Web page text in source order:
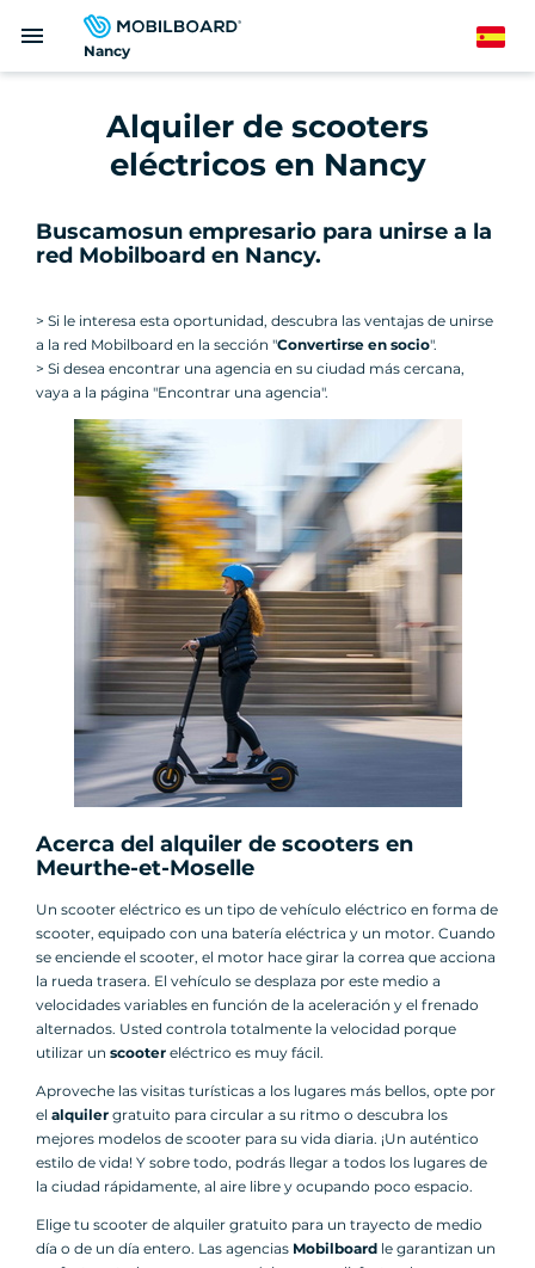
Nancy
menu Spanish
Alquiler de scooters
eléctricos en Nancy
Buscamosun empresario para unirse a la
red Mobilboard en Nancy.
> Si le interesa esta oportunidad, descubra las ventajas de unirse
a la red Mobilboard en la sección "Convertirse en socio".
> Si desea encontrar una agencia en su ciudad más cercana,
vaya a la página "Encontrar una agencia".
Acerca del alquiler de scooters en
Meurthe-et-Moselle
Un scooter eléctrico es un tipo de vehículo eléctrico en forma de
scooter, equipado con una batería eléctrica y un motor. Cuando
se enciende el scooter, el motor hace girar la correa que acciona
la rueda trasera. El vehículo se desplaza por este medio a
velocidades variables en función de la aceleración y el frenado
alternados. Usted controla totalmente la velocidad porque
utilizar un scooter eléctrico es muy fácil.
Aproveche las visitas turísticas a los lugares más bellos, opte por
el alquiler gratuito para circular a su ritmo o descubra los
mejores modelos de scooter para su vida diaria. ¡Un auténtico
estilo de vida! Y sobre todo, podrás llegar a todos los lugares de
la ciudad rápidamente, al aire libre y ocupando poco espacio.
Elige tu scooter de alquiler gratuito para un trayecto de medio
día o de un día entero. Las agencias Mobilboard le garantizan un